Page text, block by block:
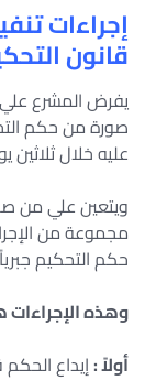
إجراءات
قانون
يفرض المشرع
صورة من حكم
عليه خلال ثلاثين
ويتعين علي من
مجموعة من
حكم التحكيم
وهذه
أولاً :إيداع